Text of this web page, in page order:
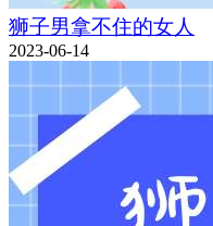
狮子男拿不住的女人
2023-06-14